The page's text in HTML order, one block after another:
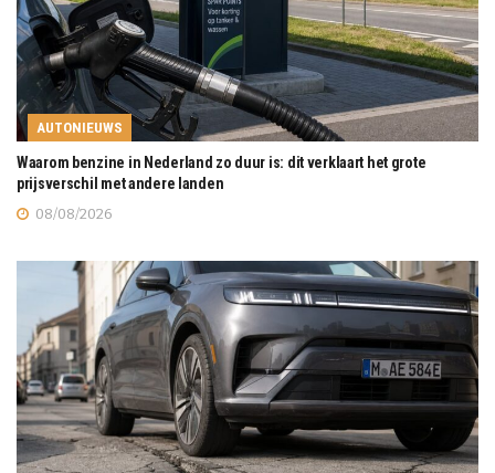
AUTONIEUWS
Waarom benzine in Nederland zo duur is: dit verklaart het grote
prijsverschil met andere landen
08/08/2026